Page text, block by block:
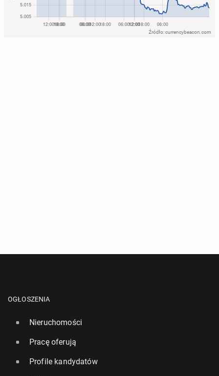
Źródło: currencybeacon.com
OGŁOSZENIA
Nieruchomości
Pracę oferują
Profile kandydatów